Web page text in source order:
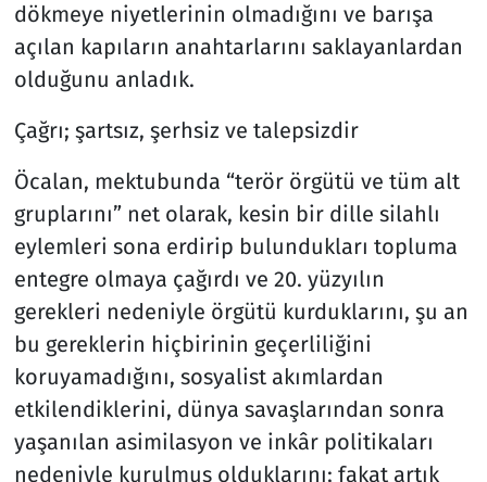
dökmeye niyetlerinin olmadığını ve barışa
açılan kapıların anahtarlarını saklayanlardan
olduğunu anladık.
Çağrı; şartsız, şerhsiz ve talepsizdir
Öcalan, mektubunda “terör örgütü ve tüm alt
gruplarını” net olarak, kesin bir dille silahlı
eylemleri sona erdirip bulundukları topluma
entegre olmaya çağırdı ve 20. yüzyılın
gerekleri nedeniyle örgütü kurduklarını, şu an
bu gereklerin hiçbirinin geçerliliğini
koruyamadığını, sosyalist akımlardan
etkilendiklerini, dünya savaşlarından sonra
yaşanılan asimilasyon ve inkâr politikaları
nedeniyle kurulmuş olduklarını; fakat artık